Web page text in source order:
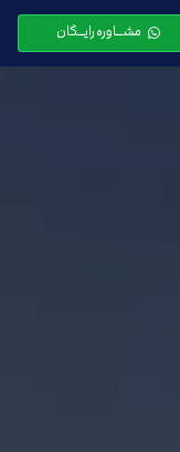
مشـــاوره رایـــگان